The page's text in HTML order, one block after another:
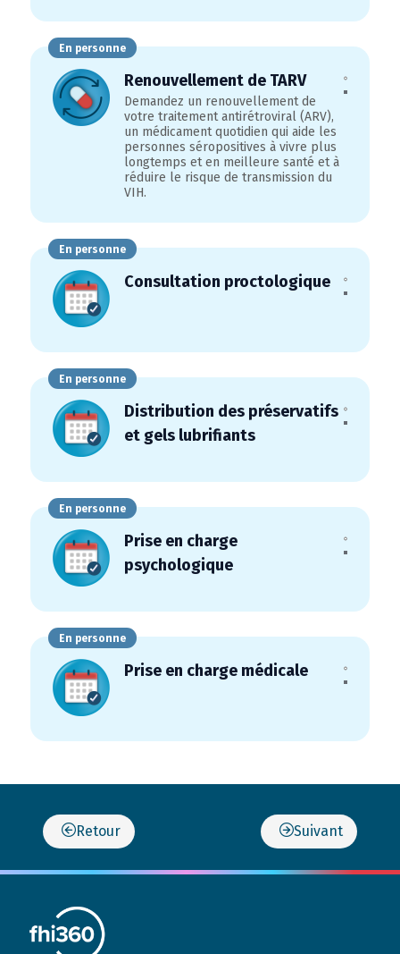
En personne
Renouvellement de TARV
Demandez un renouvellement de
votre traitement antirétroviral (ARV),
un médicament quotidien qui aide les
personnes séropositives à vivre plus
longtemps et en meilleure santé et à
réduire le risque de transmission du
VIH.
En personne
Consultation proctologique
En personne
Distribution des préservatifs
et gels lubrifiants
En personne
Prise en charge
psychologique
En personne
Prise en charge médicale
Retour Suivant